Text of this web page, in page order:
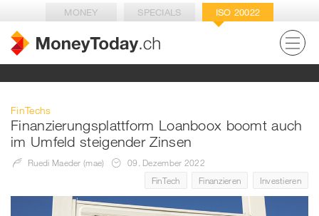
MONEY SPECIALS ISO 20022
FinTechs
Finanzierungsplattform Loanboox boomt auch
im Umfeld steigender Zinsen
Ruedi Maeder (mae)
09. Dezember 2022
FinTech
Finanzieren Investieren